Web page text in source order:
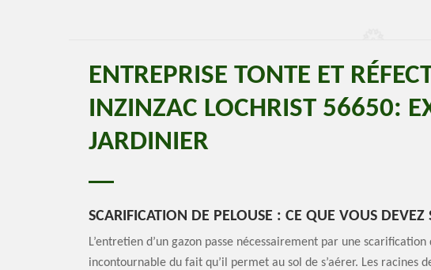
ENTREPRISE TONTE ET
INZINZAC LOCHRIST 56650:
JARDINIER
SCARIFICATION DE PELOUSE : CE QUE VOUS DEVEZ
L’entretien d’un gazon passe nécessairement par une
incontournable du fait qu’il permet au sol de s’aérer. Les racines